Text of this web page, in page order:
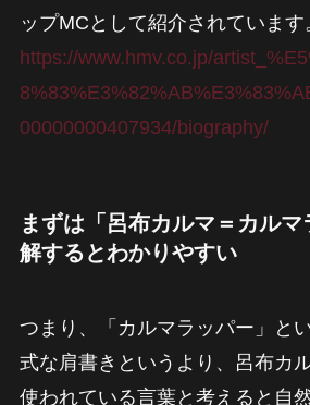
ップMCとして紹介されています
https://www.hmv.co.jp/
00000000407934/biography/
まずは「呂布カルマ＝カル
解するとわかりやすい
つまり、「カルマラッパー」と
式な肩書きというより、呂布カ
使われている言葉と考えると自